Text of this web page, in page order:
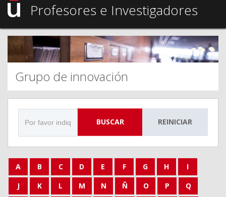
Profesores e Investigadores
Grupo de innovación
BUSCAR REINICIAR
A B C D E F G H
I
J
K L M N Ñ O P
Q